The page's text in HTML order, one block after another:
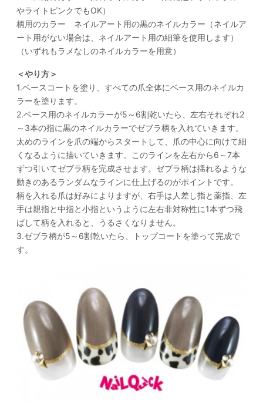
やライトピンクでもOK）
柄用のカラー ネイルアート用の黒のネイルカラー（ネイルア
ート用がない場合は、ネイルアート用の細筆を使用します）
（いずれもラメなしのネイルカラーを用意）
＜やり方＞
1.ベースコートを塗り、すべての爪全体にベース用のネイルカ
ラーを塗ります。
2.ベース用のネイルカラーが5～6割乾いたら、左右それぞれ2
～3本の指に黒のネイルカラーでゼブラ柄を入れていきます。
太めのラインを爪の端からスタートして、爪の中心に向けて細
くなるように描いていきます。このラインを左右から6～7本
ずつ引いてゼブラ柄を完成させます。ゼブラ柄は揺れるような
動きのあるランダムなラインに仕上げるのがポイントです。
柄を入れる爪は好みによりますが、右手は人差し指と薬指、左
手は親指と中指と小指というように左右非対称性に1本ずつ飛
ばして柄を入れると、うるさくなりません。
3.ゼブラ柄が5～6割乾いたら、トップコートを塗って完成で
す。